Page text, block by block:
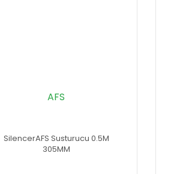
AFS
SilencerAFS Susturucu 0.5M
305MM